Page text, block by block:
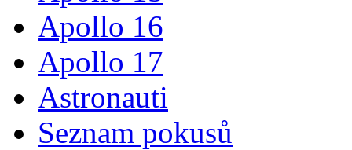
Apollo 16
Apollo 17
Astronauti
Seznam pokusů